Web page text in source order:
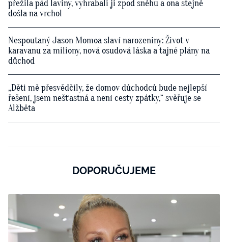
přežila pád laviny, vyhrabali ji zpod sněhu a ona stejně
došla na vrchol
Nespoutaný Jason Momoa slaví narozeniny: Život v
karavanu za miliony, nová osudová láska a tajné plány na
důchod
„Děti mě přesvědčily, že domov důchodců bude nejlepší
řešení, jsem nešťastná a není cesty zpátky,“ svěřuje se
Alžběta
DOPORUČUJEME